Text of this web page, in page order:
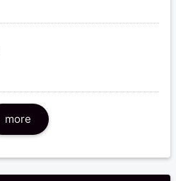
more